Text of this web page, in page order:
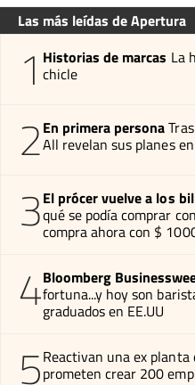
Las más leídas de Apertura
1 Historias de marcas La
chicle
2En primera persona
All revelan sus planes
3El prócer vuelve a los
qué se podía comprar
compra ahora con $
4Bloomberg
fortuna...y hoy son
graduados en EE.UU
5Reactivan una ex planta
prometen crear 200